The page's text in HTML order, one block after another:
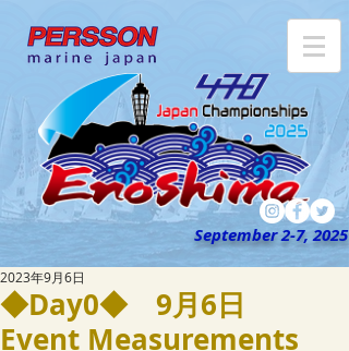
September 2-7, 2025
◆Day0◆ 9月6日
Event Measurements
2023年9月6日